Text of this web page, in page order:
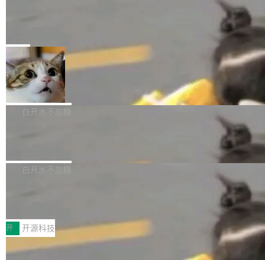
是把这段空隙补上。 回退到任何一次编辑：Delt
aDB 捕获 commit 之间的每一次操作，...
微软同期总资本开支的四成。 与亚马逊、Alpha
bet、微软以及 Meta 等传统科技巨头相比，Spa
ceXAI的资金消耗速度尤为引人瞩目。然而，支
撑庞大支出的资金来源却呈现出截然不同的面
貌。数据显示，微软和 Meta 主要依托充沛的经
一个在终端里运行的编程 agent；Muse Spark
1.2，驱动这个 agent 的新模型。一句话概括：
你可以用 curl -fsSL https://dev.meta.ai/install.
sh | bash 安装一个能在大项目里自动规划、写
代码、验证结果的 AI 终端工具。 据介绍，Muse
个主 agent 循环，外加一组后台 agent。这些后
局
美团开源 LoHoSearch，用知识图谱校
准 AI 能力认知
机器出题的前提，是让机器拥有全局视野。整个
构建流程可以分为四个环节：建图 → 控制难度
白开水不加糖
库，并将作为transport接入Mooncake TENT。
MPComm将作为一种传输引擎接入Mooncake T
ENT，实现零拷贝传输性能提升30%、非零拷贝
传输性能最高提升5倍。UCL-MPComm底层基
白开水不加糖
型案例入选名单》，深信服“面向企业研发场景的
开源 AI 编程平台 CoStrict 应用”凭借卓越的技术
创新与落地成效成功入选。 全链路私有化部署，
开 开源科技
深信服AI算力网关入选工信部人工智能